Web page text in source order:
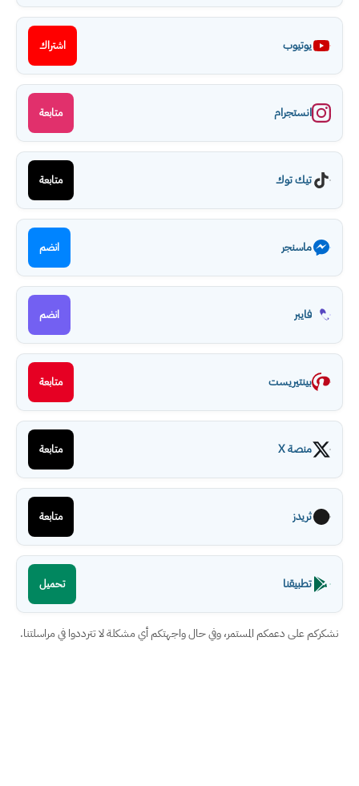
يوتيوب اشتراك
انستجرام متابعة
تيك توك متابعة
ماسنجر انضم
فايبر انضم
بينتيريست متابعة
منصة X متابعة
ثريدز متابعة
تطبيقنا تحميل
نشكركم على دعمكم المستمر، وفي حال واجهتكم أي مشكلة لا تترددوا في مراسلتنا.